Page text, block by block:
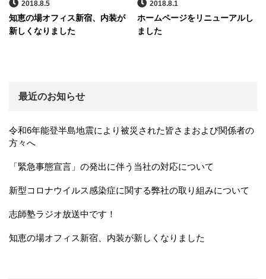
2018.8.5
知恵の場オフィス新宿、内装が
新しくなりました
2018.8.1
ホームページをリニューアルし
ました
最近のお知らせ
令和6年能登半島地震により被災された皆さまおよび関係者の
方々へ
「緊急事態宣言」の発出に伴う当社の対応について
新型コロナウイルス感染症に関する弊社の取り組みについて
志師塾ラジオ放送中です！
知恵の場オフィス新宿、内装が新しくなりました